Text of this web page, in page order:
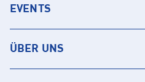
EVENTS
ÜBER UNS